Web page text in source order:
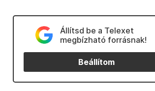
Állítsd be a Telexet
megbízható forrásnak!
Beállítom